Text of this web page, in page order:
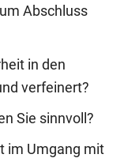
Abschluss
in den
verfeinert?
Sie sinnvoll?
im Umgang mit